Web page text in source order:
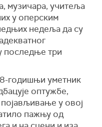
музичара, учитеља
у оперским
недеља да су
последње три
годишњи уметник
оптужбе,
у овој
пажњу од